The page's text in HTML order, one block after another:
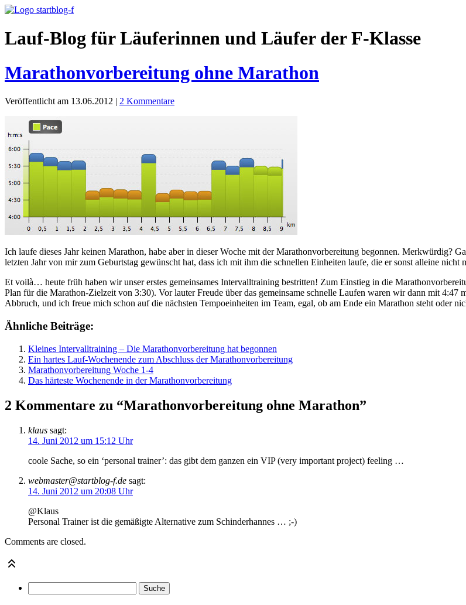
Lauf-Blog für Läuferinnen und Läufer der F-Klasse
Marathonvorbereitung ohne Marathon
Veröffentlicht am 13.06.2012 | 2 Kommentare
Ich laufe dieses Jahr keinen Marathon, habe aber in dieser Woche mit der Marathonvorbereitung begonnen. Merkwürdig?
letzten Jahr von mir zum Geburtstag gewünscht hat, dass ich mit ihm die schnellen Einheiten laufe, die er sonst alleine nicht
Et voilà… heute früh haben wir unser erstes gemeinsames Intervalltraining bestritten! Zum Einstieg in die
Plan für die Marathon-Zielzeit von 3:30). Vor lauter Freude über das gemeinsame schnelle Laufen waren wir dann mit 4:47
Abbruch, und ich freue mich schon auf die nächsten Tempoeinheiten im Team, egal, ob am Ende ein Marathon steht oder
Ähnliche Beiträge:
Kleines Intervalltraining – Die Marathonvorbereitung hat begonnen
Ein hartes Lauf-Wochenende zum Abschluss der Marathonvorbereitung
Marathonvorbereitung Woche 1-4
Das härteste Wochenende in der Marathonvorbereitung
2 Kommentare zu “Marathonvorbereitung ohne Marathon”
klaus sagt:
14. Juni 2012 um 15:12 Uhr
coole Sache, so ein ‘personal trainer’: das gibt dem ganzen ein VIP (very important project) feeling …
webmaster@startblog-f.de sagt:
14. Juni 2012 um 20:08 Uhr
@Klaus
Personal Trainer ist die gemäßigte Alternative zum Schinderhannes … ;-)
Comments are closed.